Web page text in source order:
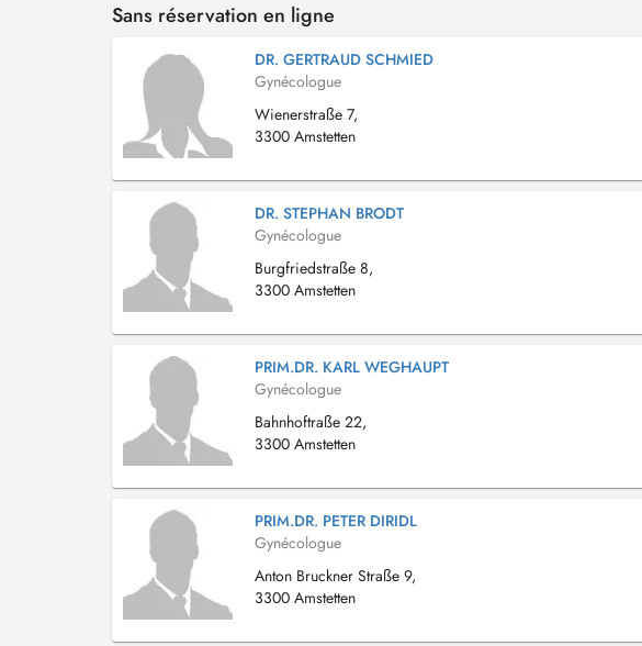
Sans réservation en ligne
DR. GERTRAUD SCHMIED
Gynécologue
Wienerstraße 7,
3300 Amstetten
DR. STEPHAN BRODT
Gynécologue
Burgfriedstraße 8,
3300 Amstetten
PRIM.DR. KARL WEGHAUPT
Gynécologue
Bahnhoftraße 22,
3300 Amstetten
PRIM.DR. PETER DIRIDL
Gynécologue
Anton Bruckner Straße 9,
3300 Amstetten